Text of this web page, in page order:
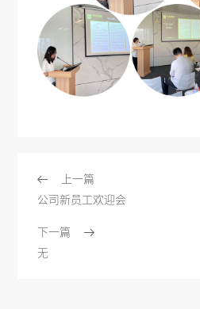
上一篇
公司新员工欢迎会
下一篇
无